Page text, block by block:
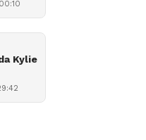
Kylie